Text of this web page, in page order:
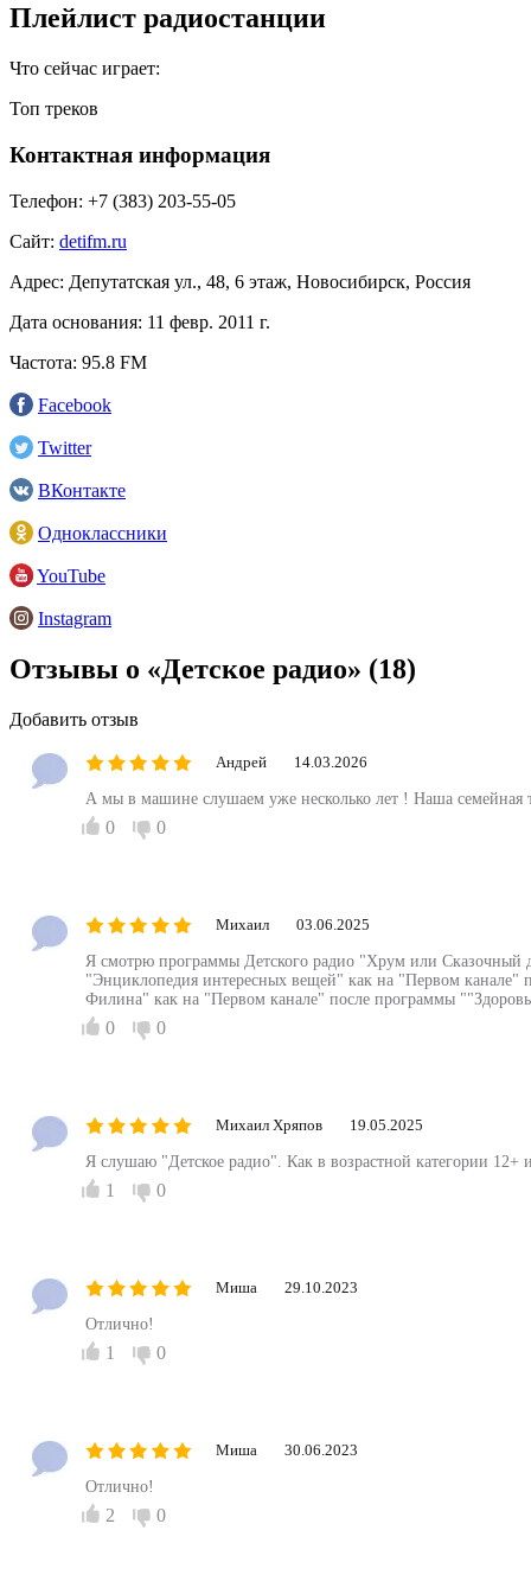
Плейлист радиостанции
Что сейчас играет:
Топ треков
Контактная информация
Телефон: +7 (383) 203‑55-05
Сайт: detifm.ru
Адрес: Депутатская ул., 48, 6 этаж, Новосибирск, Россия
Дата основания: 11 февр. 2011 г.
Частота: 95.8 FM
Facebook
Twitter
ВКонтакте
Одноклассники
YouTube
Instagram
Отзывы о «Детское радио» (18)
Добавить отзыв
Андрей 14.03.2026
А мы в машине слушаем уже несколько лет ! Наша семейная
0 0
Михаил 03.06.2025
Я смотрю программы Детского радио "Хрум или Сказочный
"Энциклопедия интересных вещей" как на "Первом
Филина" как на "Первом канале" после программы
0 0
Михаил Хряпов 19.05.2025
Я слушаю "Детское радио". Как в возрастной категории
1 0
Миша 29.10.2023
Отлично!
1 0
Миша 30.06.2023
Отлично!
2 0